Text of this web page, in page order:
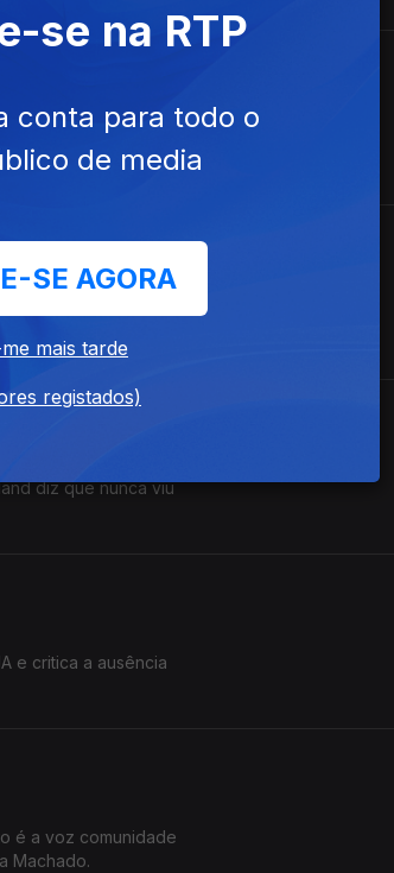
Henrique Mano,
que foi
diz que nunca viu
e critica a ausência
acima da média. Paula Machado.
se na RTP
conta para todo o
de media
SE AGORA
mais tarde
registados)